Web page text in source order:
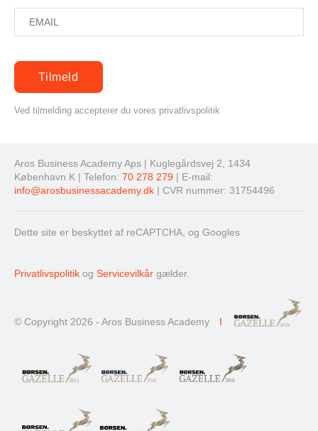
Ved tilmelding accepterer du vores privatlivspolitik
Aros Business Academy Aps | Kuglegårdsvej 2, 1434
København K | Telefon: 70 278 279 | E-mail:
info@arosbusinessacademy.dk | CVR nummer: 31754496
Dette site er beskyttet af reCAPTCHA, og Googles
Privatlivspolitik og Servicevilkår gælder.
© Copyright 2026 - Aros Business Academy I